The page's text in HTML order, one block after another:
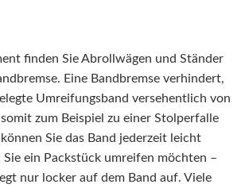
finden Sie Abrollwägen und Ständer
Eine Bandbremse verhindert,
Umreifungsband versehentlich von
zum Beispiel zu einer Stolperfalle
Sie das Band jederzeit leicht
ein Packstück umreifen möchten –
nur locker auf dem Band auf. Viele